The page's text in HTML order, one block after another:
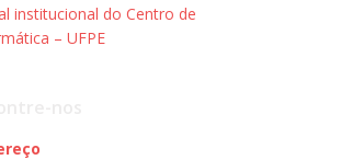
institucional do Centro de
– UFPE